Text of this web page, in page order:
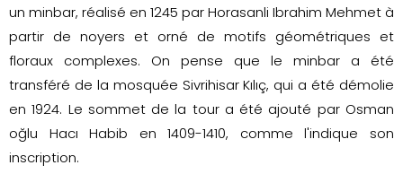
un minbar, réalisé en 1245 par Horasanli Ibrahim Mehmet à
partir de noyers et orné de motifs géométriques et
floraux complexes. On pense que le minbar a été
transféré de la mosquée Sivrihisar Kılıç, qui a été démolie
en 1924. Le sommet de la tour a été ajouté par Osman
oğlu Hacı Habib en 1409-1410, comme l'indique son
inscription.